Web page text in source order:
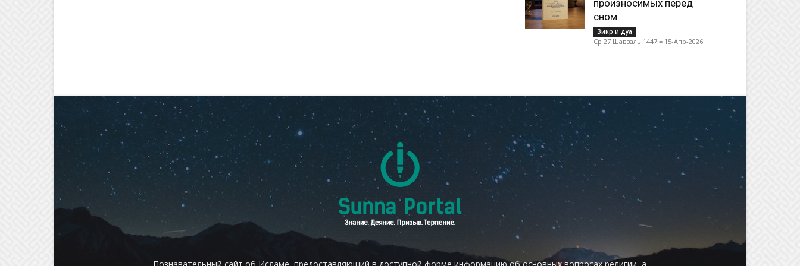
произносимых перед
сном
Зикр и дуа
Ср 27 Шавваль 1447 = 15-Апр-2026